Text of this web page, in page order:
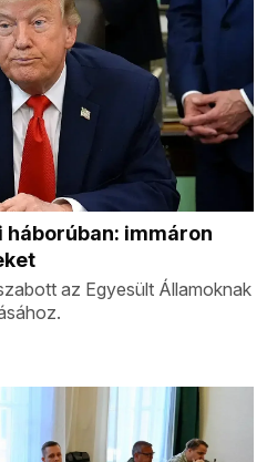
immáron
az Egyesült Államoknak